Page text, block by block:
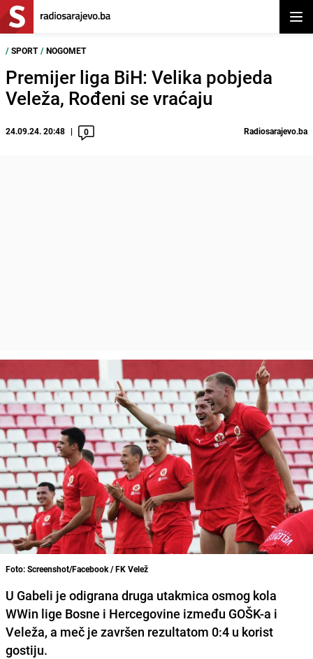
/ SPORT / NOGOMET
Premijer liga BiH: Velika pobjeda
Veleža, Rođeni se vraćaju
24.09.24. 20:48 0 Radiosarajevo.ba
Foto: Screenshot/Facebook / FK Velež
U Gabeli je odigrana druga utakmica osmog kola
WWin lige Bosne i Hercegovine između GOŠK-a i
Veleža, a meč je završen rezultatom 0:4 u korist
gostiju.